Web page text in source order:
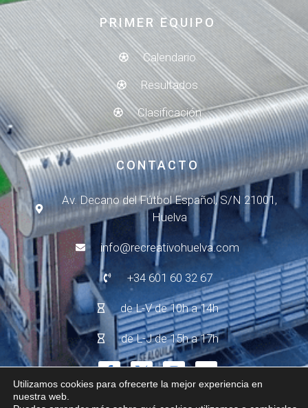
PRIMER EQUIPO
Calendario
Resultados
Clasificación
CONTACTO
Av. Decano del Fútbol Español, S/N 21001,
Huelva
info@recreativohuelva.com
+34 601 60 32 67
de L-V de 10h a 14h
de L-J de 15h a 17h
Utilizamos cookies para ofrecerte la mejor experiencia en
nuestra web.